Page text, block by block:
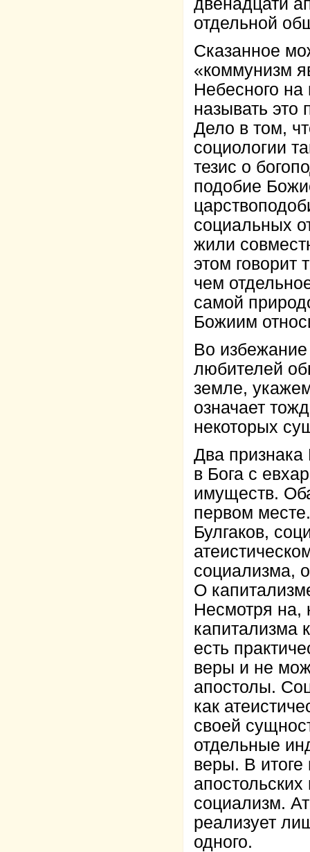
отдельной
Сказанное
«коммунизм
Небесного
называть
Дело в том,
социологии
тезис о
подобие
социальных
жили
этом говорит
чем
самой
Божиим
Во
любителей
земле,
означает
некоторых
Два
в Бога с
имуществ.
первом
Булгаков,
социализма,
О
Несмотря на,
капитализма
есть
веры и не
апостолы.
как
своей
отдельные
веры. В итоге
социализм.
реализует
одного.